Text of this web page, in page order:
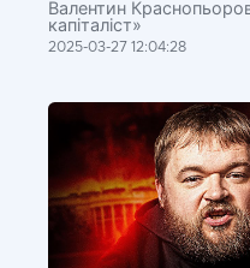
Валентин
капіталіст»
2025-03-27 12:04:28